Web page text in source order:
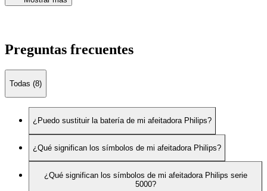
Preguntas frecuentes
Todas (8)
¿Puedo sustituir la batería de mi afeitadora Philips?
¿Qué significan los símbolos de mi afeitadora Philips?
¿Qué significan los símbolos de mi afeitadora Philips serie
5000?